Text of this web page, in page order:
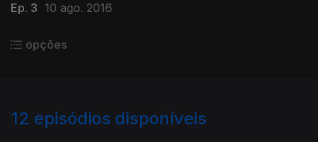
Ep. 3 10 ago. 2016
opções
12 episódios disponíveis